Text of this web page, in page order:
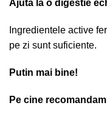
Ajuta la o digestie
Ingredientele active
pe zi sunt suficiente.
Putin mai bine!
Pe cine